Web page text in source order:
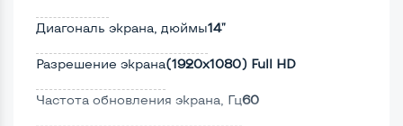
Диагональ экрана, дюймы14"
Разрешение экрана(1920х1080) Full HD
Частота обновления экрана, Гц60